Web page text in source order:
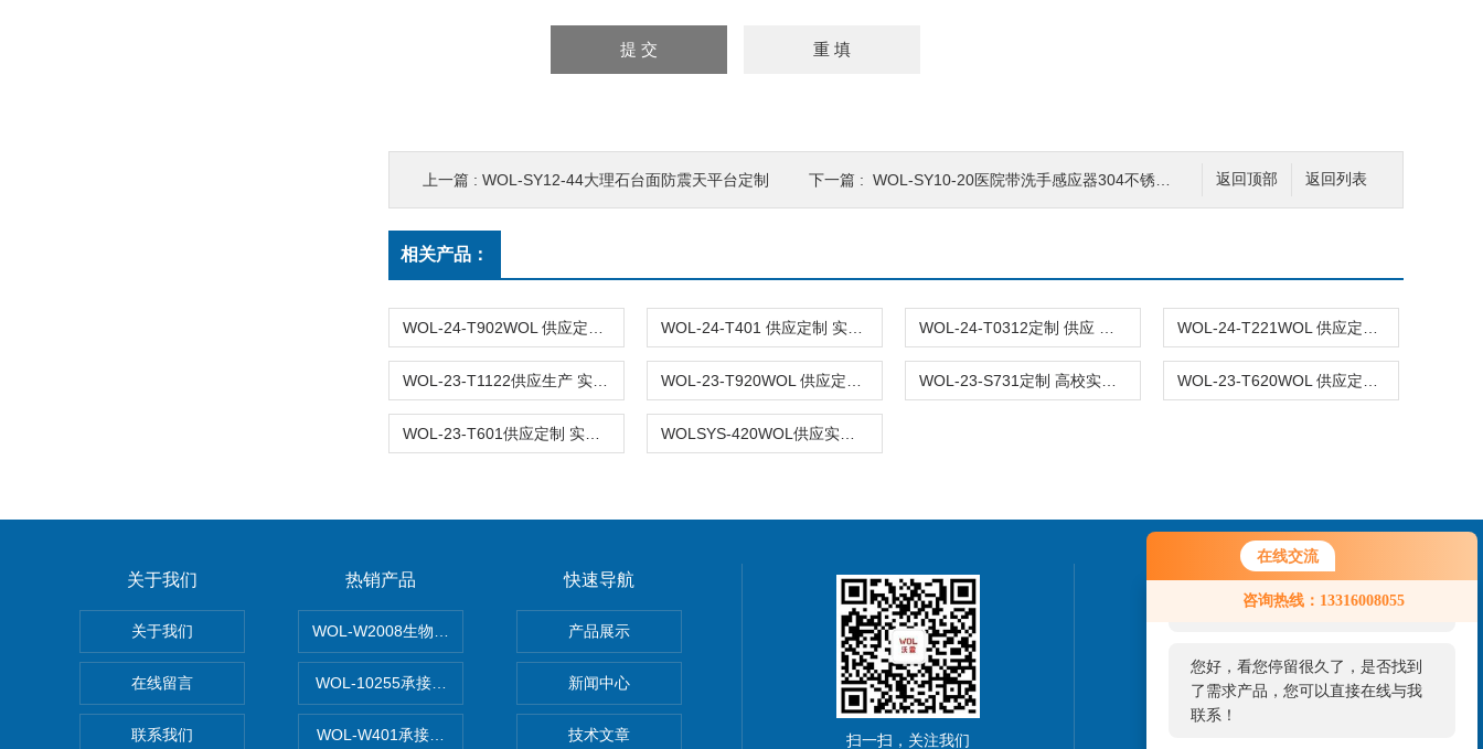
在线交流
咨询热线：13316008055
您好！欢迎前来咨询，很高兴为您
服务，请问您要咨询什么问题呢？
您好，看您停留很久了，是否找到
了需求产品，您可以直接在线与我
联系！
返回列表
返回顶部
上一篇 : WOL-SY12-44大理石台面防震天平台定制 下一篇 : WOL-SY10-20医院带洗手感应器304不锈钢洗手台定制
相关产品：
关于我们
关于我们
在线留言
联系我们
热销产品
WOL-W2008生物制药GMP车间净化工程装修标准有哪些 无菌室|净化工程
WOL-10255承接清远电子LED无尘车间 洁净车间规划建设
WOL-W401承接食品QS认证无尘车间 日用品无菌室 洁净厂房 净化工程设计装修
快速导航
产品展示
新闻中心
技术文章 扫一扫，关注我们
联系我们
020-84859909